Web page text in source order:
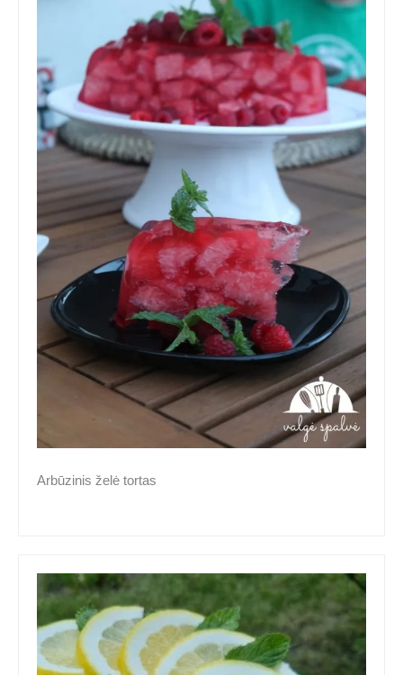
Arbūzinis želė tortas